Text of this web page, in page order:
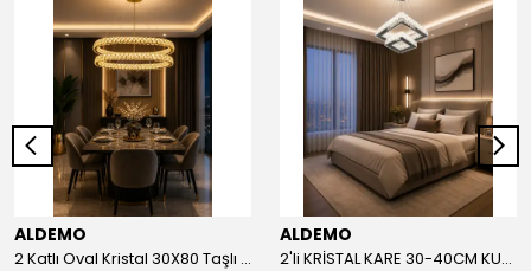
ALDEMO
2 Katlı Oval Kristal 30X80 Taşlı KUMANDALI Led Avize
ALDEMO
2'li KRİSTAL KARE 30-40CM KUMANDALI LED AVİZE